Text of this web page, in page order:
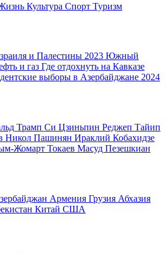
Культура Спорт Туризм
и Палестины 2023 Южный
и газ Где отдохнуть на Кавказе
выборы в Азербайджане 2024
Трамп Си Цзиньпин Реджеп Тайип
Никол Пашинян Ираклий Кобахидзе
Жомарт Токаев Масуд Пезешкиан
Армения Грузия Абхазия
Китай США